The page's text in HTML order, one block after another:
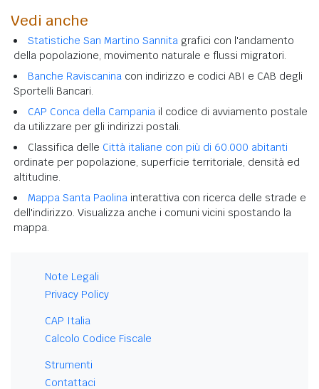
Vedi anche
Statistiche San Martino Sannita grafici con l'andamento
della popolazione, movimento naturale e flussi migratori.
Banche Raviscanina con indirizzo e codici ABI e CAB degli
Sportelli Bancari.
CAP Conca della Campania il codice di avviamento postale
da utilizzare per gli indirizzi postali.
Classifica delle Città italiane con più di 60.000 abitanti
ordinate per popolazione, superficie territoriale, densità ed
altitudine.
Mappa Santa Paolina interattiva con ricerca delle strade e
dell'indirizzo. Visualizza anche i comuni vicini spostando la
mappa.
Note Legali
Privacy Policy
CAP Italia
Calcolo Codice Fiscale
Strumenti
Contattaci